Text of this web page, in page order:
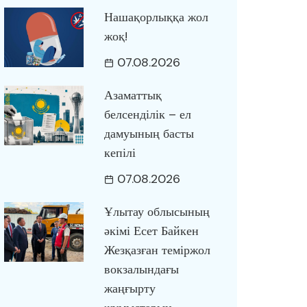
Нашақорлыққа жол
жоқ!
07.08.2026
Азаматтық
белсенділік – ел
дамуының басты
кепілі
07.08.2026
Ұлытау облысының
әкімі Есет Байкен
Жезқазған теміржол
вокзалындағы
жаңғырту